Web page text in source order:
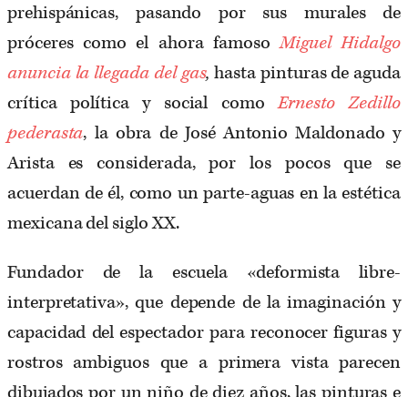
prehispánicas, pasando por sus murales de
próceres como el ahora famosoMiguel Hidalgo
anuncia la llegada del gas, hasta pinturas de aguda
crítica política y social comoErnesto Zedillo
pederasta, la obra de José Antonio Maldonado y
Arista es considerada, por los pocos que se
acuerdan de él, como un parte-aguas en la estética
mexicana del siglo XX.
Fundador de la escuela «deformista libre-
interpretativa», que depende de la imaginación y
capacidad del espectador para reconocer figuras y
rostros ambiguos que a primera vista parecen